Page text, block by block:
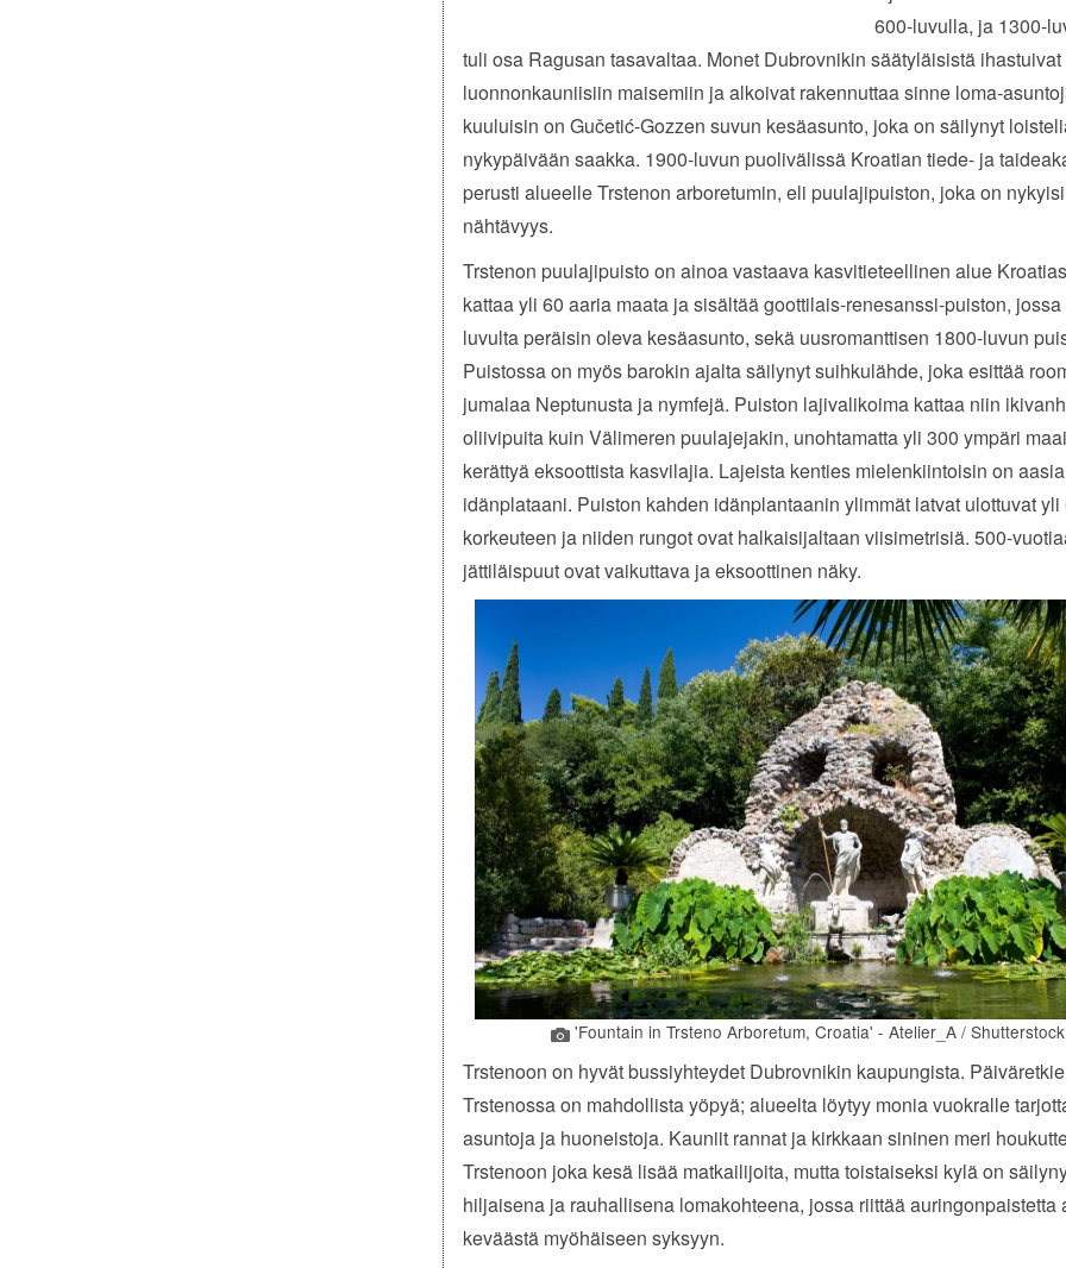
600-luvulla, ja 1300-
tuli osa Ragusan tasavaltaa. Monet Dubrovnikin säätyläisistä ihastuivat
luonnonkauniisiin maisemiin ja alkoivat rakennuttaa sinne loma-
kuuluisin on Gučetić-Gozzen suvun kesäasunto, joka on säilynyt
nykypäivään saakka. 1900-luvun puolivälissä Kroatian tiede- ja
perusti alueelle Trstenon arboretumin, eli puulajipuiston, joka on
nähtävyys.
Trstenon puulajipuisto on ainoa vastaava kasvitieteellinen alue
kattaa yli 60 aaria maata ja sisältää goottilais-renesanssi-puiston,
luvulta peräisin oleva kesäasunto, sekä uusromanttisen 1800-luvun
Puistossa on myös barokin ajalta säilynyt suihkulähde, joka esittää
jumalaa Neptunusta ja nymfejä. Puiston lajivalikoima kattaa niin
oliivipuita kuin Välimeren puulajejakin, unohtamatta yli 300 ympäri
kerättyä eksoottista kasvilajia. Lajeista kenties mielenkiintoisin on
idänplataani. Puiston kahden idänplantaanin ylimmät latvat ulottuvat yli
korkeuteen ja niiden rungot ovat halkaisijaltaan viisimetrisiä. 500-
jättiläispuut ovat vaikuttava ja eksoottinen näky.
'Fountain in Trsteno Arboretum, Croatia' - Atelier_A / Shutterstock
Trstenoon on hyvät bussiyhteydet Dubrovnikin kaupungista.
Trstenossa on mahdollista yöpyä; alueelta löytyy monia vuokralle
asuntoja ja huoneistoja. Kauniit rannat ja kirkkaan sininen meri
Trstenoon joka kesä lisää matkailijoita, mutta toistaiseksi kylä on
hiljaisena ja rauhallisena lomakohteena, jossa riittää auringonpaistetta
keväästä myöhäiseen syksyyn.